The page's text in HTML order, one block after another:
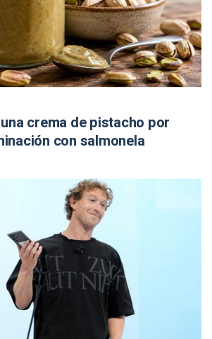
crema de pistacho por
con salmonela